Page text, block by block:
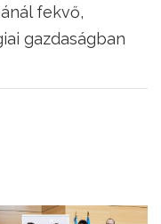
fekvő,
gazdaságban